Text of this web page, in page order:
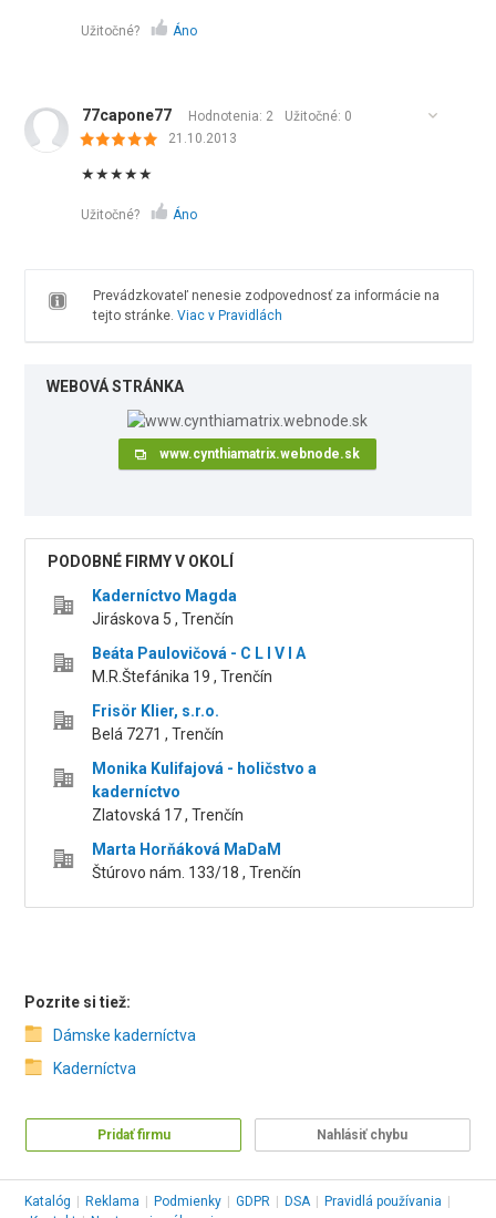
Užitočné? Áno
77capone77 Hodnotenia: 2 Užitočné: 0
21.10.2013
★★★★★
Užitočné? Áno
Prevádzkovateľ nenesie zodpovednosť za informácie na
tejto stránke. Viac v Pravidlách
WEBOVÁ STRÁNKA
www.cynthiamatrix.webnode.sk
PODOBNÉ FIRMY V OKOLÍ
Kaderníctvo Magda
Jiráskova 5 , Trenčín
Beáta Paulovičová - C L I V I A
M.R.Štefánika 19 , Trenčín
Frisör Klier, s.r.o.
Belá 7271 , Trenčín
Monika Kulifajová - holičstvo a
kaderníctvo
Zlatovská 17 , Trenčín
Marta Horňáková MaDaM
Štúrovo nám. 133/18 , Trenčín
Pozrite si tiež:
Dámske kaderníctva
Kaderníctva
Pridať firmu Nahlásiť chybu
Katalóg Reklama Podmienky GDPR DSA Pravidlá používania